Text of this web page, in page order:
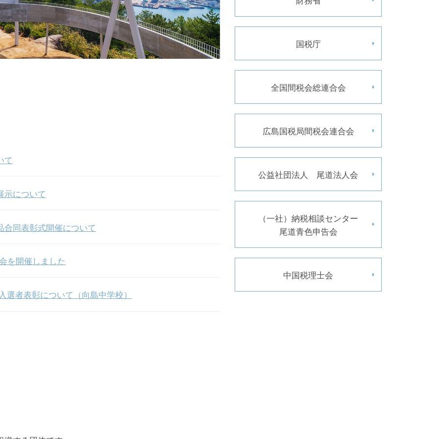
て
示について
同表彰式開催について
を開催しました
者表彰について（向島中学校）
国税庁
全国間税会総連合会
広島国税局間税会連合会
公益社団法人 尾道法人会
（一社）納税相談センター
尾道青色申告会
中国税理士会